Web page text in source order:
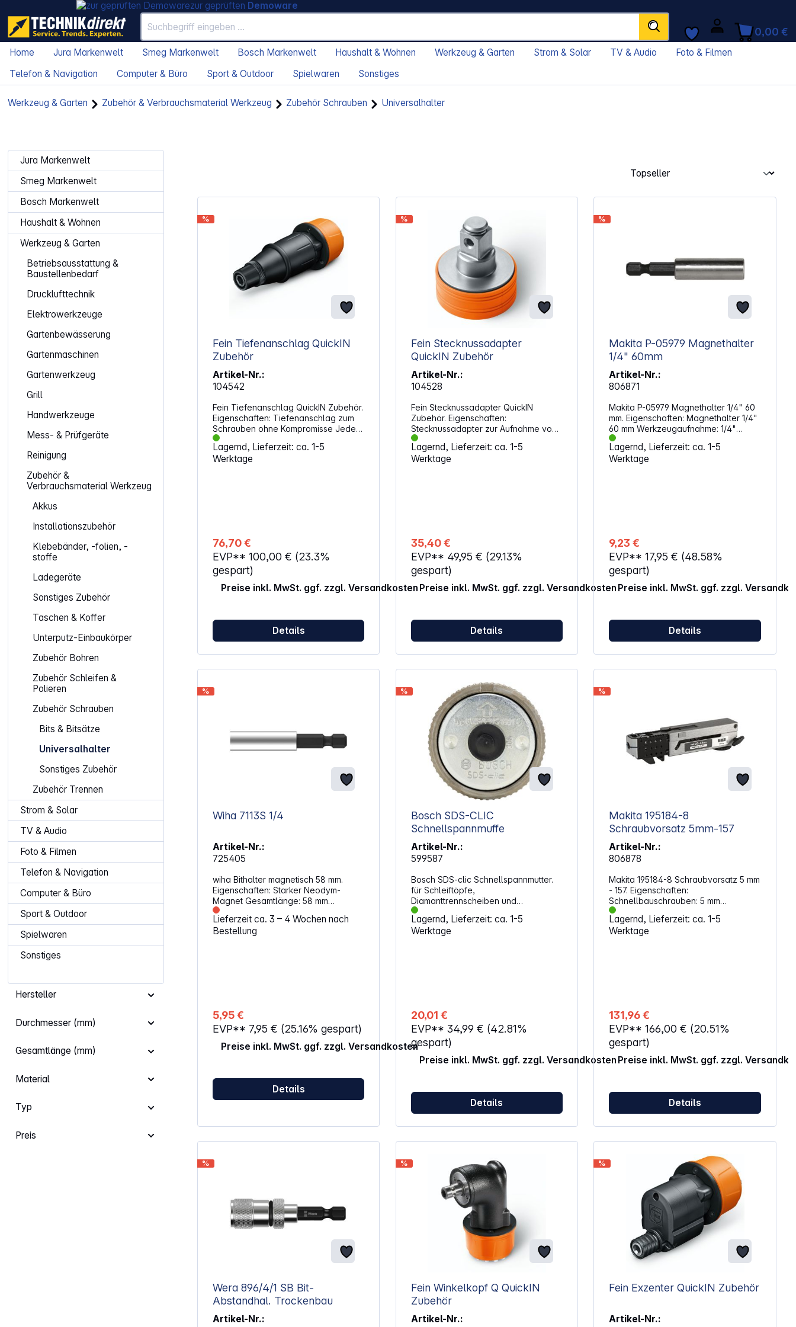
zur geprüften Demoware
0,00 €
Home Jura Markenwelt Smeg Markenwelt Bosch Markenwelt Haushalt & Wohnen Werkzeug & Garten Strom & Solar TV & Audio
Foto & Filmen
Telefon & Navigation
Computer & Büro Sport & Outdoor Spielwaren Sonstiges
Werkzeug & Garten Zubehör & Verbrauchsmaterial Werkzeug Zubehör Schrauben Universalhalter
Jura Markenwelt
Smeg Markenwelt
Bosch Markenwelt
Haushalt & Wohnen
Werkzeug & Garten
Betriebsausstattung &
Baustellenbedarf
Drucklufttechnik
Elektrowerkzeuge
Gartenbewässerung
Gartenmaschinen
Gartenwerkzeug
Grill
Handwerkzeuge
Mess- & Prüfgeräte
Reinigung
Zubehör &
Verbrauchsmaterial Werkzeug
Akkus
Installationszubehör
Klebebänder, -folien, -
stoffe
Ladegeräte
Sonstiges Zubehör
Taschen & Koffer
Unterputz-Einbaukörper
Zubehör Bohren
Zubehör Schleifen &
Polieren
Zubehör Schrauben
Bits & Bitsätze
Universalhalter
Sonstiges Zubehör
Zubehör Trennen
Strom & Solar
TV & Audio
Foto & Filmen
Telefon & Navigation
Computer & Büro
Sport & Outdoor
Spielwaren
Sonstiges
Hersteller
Durchmesser (mm)
Gesamtlänge (mm)
Material
Typ
Preis
%
Fein Tiefenanschlag QuickIN
Zubehör
Artikel-Nr.:
104542
Fein Tiefenanschlag QuickIN Zubehör.
Eigenschaften: Tiefenanschlag zum
Schrauben ohne Kompromisse Jede
Schraube exakt in derselben Tiefe
versenken Maximaler Einstellweg 12
mm mit 0,25 mm pro Rastung für
1/4" Bit (6,3 mm) Länge: 134 mm
Gewicht: 0,34 kg
Lagernd, Lieferzeit: ca. 1-5
Werktage
76,70 €
EVP** 100,00 € (23.3%
gespart)
Preise inkl. MwSt. ggf. zzgl. Versandkosten
Details
%
Fein Stecknussadapter
QuickIN Zubehör
Artikel-Nr.:
104528
Fein Stecknussadapter QuickIN
Zubehör. Eigenschaften:
Stecknussadapter zur Aufnahme von
Schlagnüssen mit 1/2" in
Vierkantaufnahme Kompatibel mit
allen FEIN Akku-Schraubern mit
Lagernd, Lieferzeit: ca. 1-5
Werktage
35,40 €
EVP** 49,95 € (29.13%
gespart)
Preise inkl. MwSt. ggf. zzgl. Versandkosten
Details
%
Makita P-05979 Magnethalter
1/4" 60mm
Artikel-Nr.:
806871
Makita P-05979 Magnethalter 1/4" 60
mm. Eigenschaften: Magnethalter 1/4"
60 mm Werkzeugaufnahme: 1/4"
Länge: 60 mm
Lagernd, Lieferzeit: ca. 1-5
Werktage
9,23 €
EVP**17,95 € (48.58%
gespart)
Preise inkl. MwSt. ggf. zzgl.
Details
%
Wiha 7113S 1/4
Artikel-Nr.:
725405
wiha Bithalter magnetisch 58 mm.
Eigenschaften: Starker Neodym-
Magnet Gesamtlänge: 58 mm
Außensechskant: 1/4"
Lieferzeit ca. 3 – 4 Wochen nach
Bestellung
5,95 €
EVP** 7,95 € (25.16% gespart)
Preise inkl. MwSt. ggf. zzgl. Versandkosten
Details
%
Bosch SDS-CLIC
Schnellspannmuffe
Artikel-Nr.:
599587
Bosch SDS-clic Schnellspannmutter.
für Schleiftöpfe,
Diamanttrennscheiben und
Schleifscheiben geeignet für alle
Winkelschleifer mit Gewinde M14 und
einem Produktionsdatum ab 08/90 die
Schleiftöpfen, Diamanttrennscheiben
und Schruppscheiben. Sie ist geeignet
für alle Winkelschleifer mit Gewinde
M14 und einem Produktionsdatum ab
08/90. Die Scheibe muss beim
Mutter. Der Gewindeüberstand über
das stärkste Werkzeug darf nicht
mehr als 6 mm betragen.
Lagernd, Lieferzeit: ca. 1-5
Werktage
20,01 €
EVP** 34,99 € (42.81%
gespart)
Preise inkl. MwSt. ggf. zzgl. Versandkosten
Details
%
Makita 195184-8
Schraubvorsatz 5mm-157
Artikel-Nr.:
806878
Makita 195184-8 Schraubvorsatz 5 mm
- 157. Eigenschaften:
Schnellbauschrauben: 5 mm
Schraubenlänge: 25 - 55 mm Passend
für Akku-Magazinschrauber BFR540,
BFR550, DFR540, DFR550, sowie
Lagernd, Lieferzeit: ca. 1-5
Werktage
131,96 €
EVP**166,00 € (20.51%
gespart)
Preise inkl. MwSt. ggf. zzgl.
Details
%
Wera 896/4/1 SB Bit-
Abstandhal. Trockenbau
Artikel-Nr.:
%
Fein Winkelkopf Q QuickIN
Zubehör
Artikel-Nr.:
%
Fein Exzenter QuickIN Zubehör
Artikel-Nr.: